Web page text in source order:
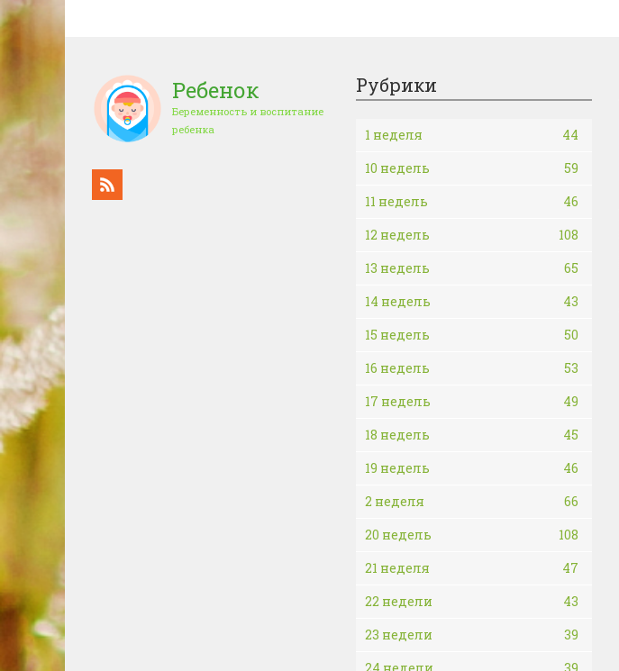
Ребенок
Беременность и воспитание
ребенка
Рубрики
1 неделя
44
10 недель
59
11 недель
46
12 недель
108
13 недель
65
14 недель
43
15 недель
50
16 недель
53
17 недель
49
18 недель
45
19 недель
46
2 неделя
66
20 недель
108
21 неделя
47
22 недели
43
23 недели
39